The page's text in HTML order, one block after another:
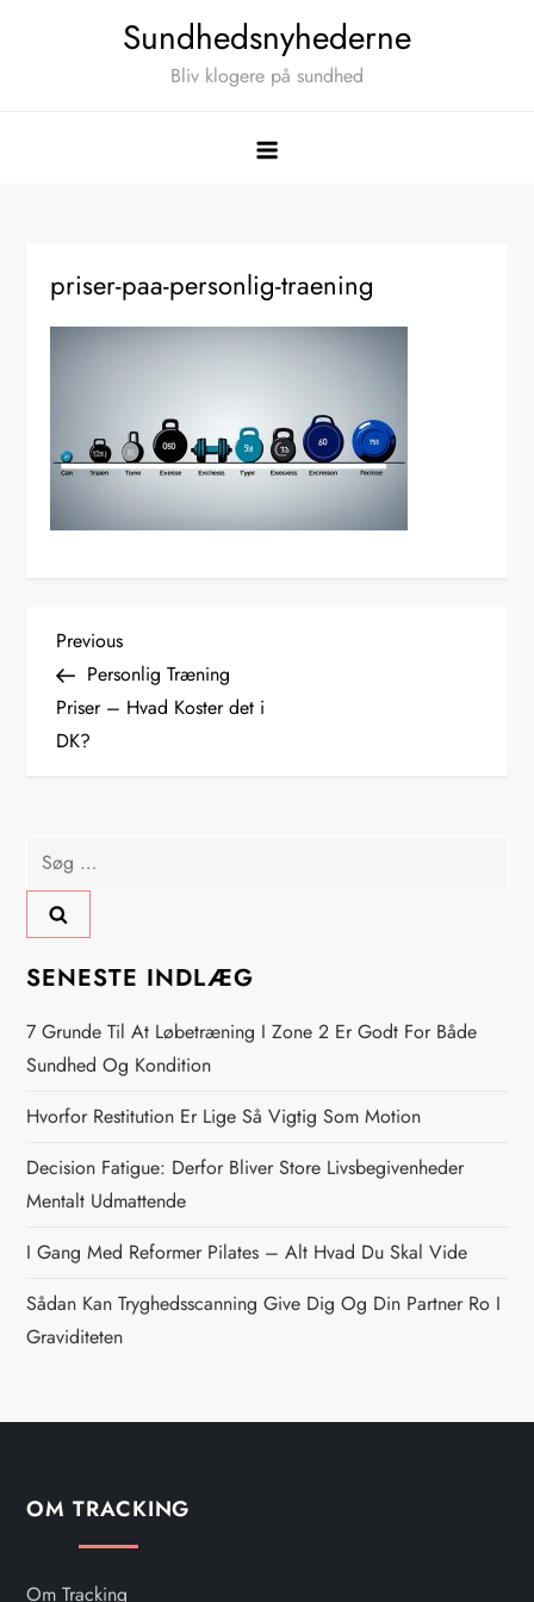
Sundhedsnyhederne
Bliv klogere på sundhed
priser-paa-personlig-traening
I
n
d
æ
g
s
n
a
v
i
g
a
i
o
Previous
Post
Previous
Personlig Træning
Priser – Hvad Koster det i
DK?
Søg
efter:
SENESTE INDLÆG
7 Grunde Til At Løbetræning I Zone 2 Er Godt For Både
Sundhed Og Kondition
Hvorfor Restitution Er Lige Så Vigtig Som Motion
Decision Fatigue: Derfor Bliver Store Livsbegivenheder
Mentalt Udmattende
I Gang Med Reformer Pilates – Alt Hvad Du Skal Vide
Sådan Kan Tryghedsscanning Give Dig Og Din Partner Ro I
Graviditeten
OM TRACKING
Om Tracking